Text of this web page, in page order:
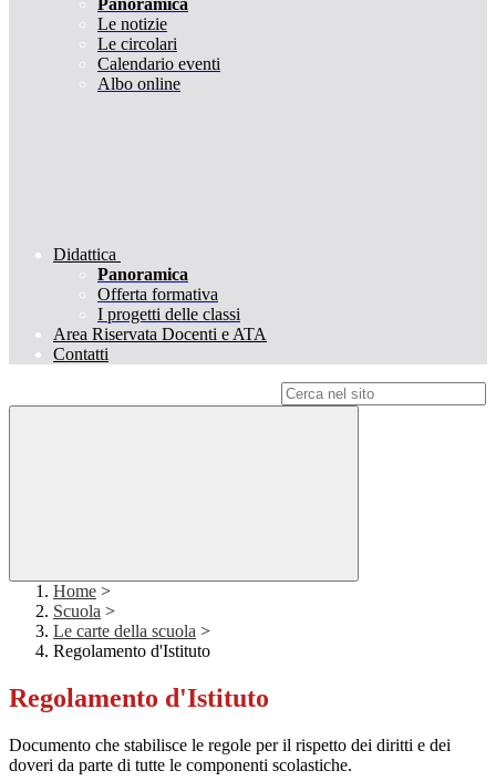
Panoramica
Le notizie
Le circolari
Calendario eventi
Albo online
Didattica
Panoramica
Offerta formativa
I progetti delle classi
Area Riservata Docenti e ATA
Contatti
Home >
Scuola >
Le carte della scuola >
Regolamento d'Istituto
Regolamento d'Istituto
Documento che stabilisce le regole per il rispetto dei diritti e dei
doveri da parte di tutte le componenti scolastiche.